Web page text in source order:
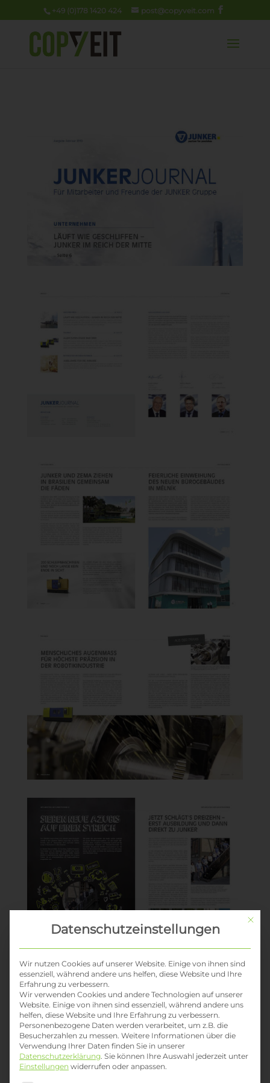
+49 (0)178 1420 424 post@copyveit.com
Mit
Datenschutzeinstellungen
Wir nutzen Cookies auf unserer Website. Einige von ihnen sind
essenziell, während andere uns helfen, diese Website und Ihre
Erfahrung zu verbessern.
Wir verwenden Cookies und andere Technologien auf unserer
Website. Einige von ihnen sind essenziell, während andere uns
helfen, diese Website und Ihre Erfahrung zu verbessern.
Personenbezogene Daten werden verarbeitet, um z.B. die
Besucherzahlen zu messen. Weitere Informationen über die
Verwendung Ihrer Daten finden Sie in unserer
Datenschutzerklärung. Sie können Ihre Auswahl jederzeit unter
Einstellungen widerrufen oder anpassen.